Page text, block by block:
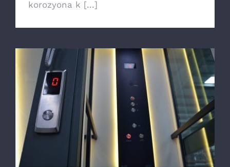
korozyona k [...]
Ev asansörü ile özgürsünüz